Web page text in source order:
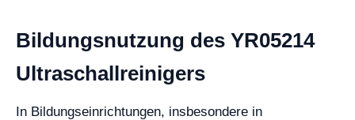
Bildungsnutzung des YR05214
Ultraschallreinigers
In Bildungseinrichtungen, insbesondere in